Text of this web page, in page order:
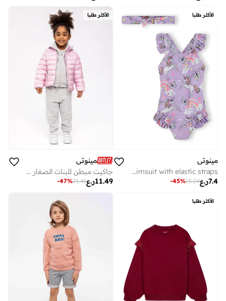
الأكثر طلبا
مينوتي
Girls unicorn print lilac swimsuit with elastic straps
ر.ع7.4
13.24
-45%
الأكثر طلبا
مينوتي
جاكيت مبطن للبنات الصغار بسحّاب وجيوب بسحّاب
ر.ع11.49
21.41
-47%
الأكثر طلبا